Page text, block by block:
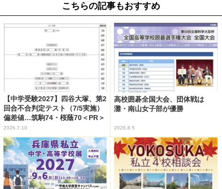
こちらの記事もおすすめ
【中学受験2027】四谷大塚、第2
回合不合判定テスト（7/5実施）
偏差値…筑駒74・桜蔭70＜PR＞
2026.7.10
高校囲碁全国大会、団体戦は
灘・南山女子部が優勝
2026.8.5